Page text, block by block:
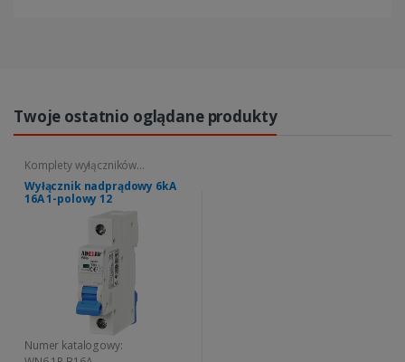
Twoje ostatnio oglądane produkty
Komplety wyłączników
nadprądowych
Wyłącznik nadprądowy 6kA
16A 1-polowy 12
Numer katalogowy: